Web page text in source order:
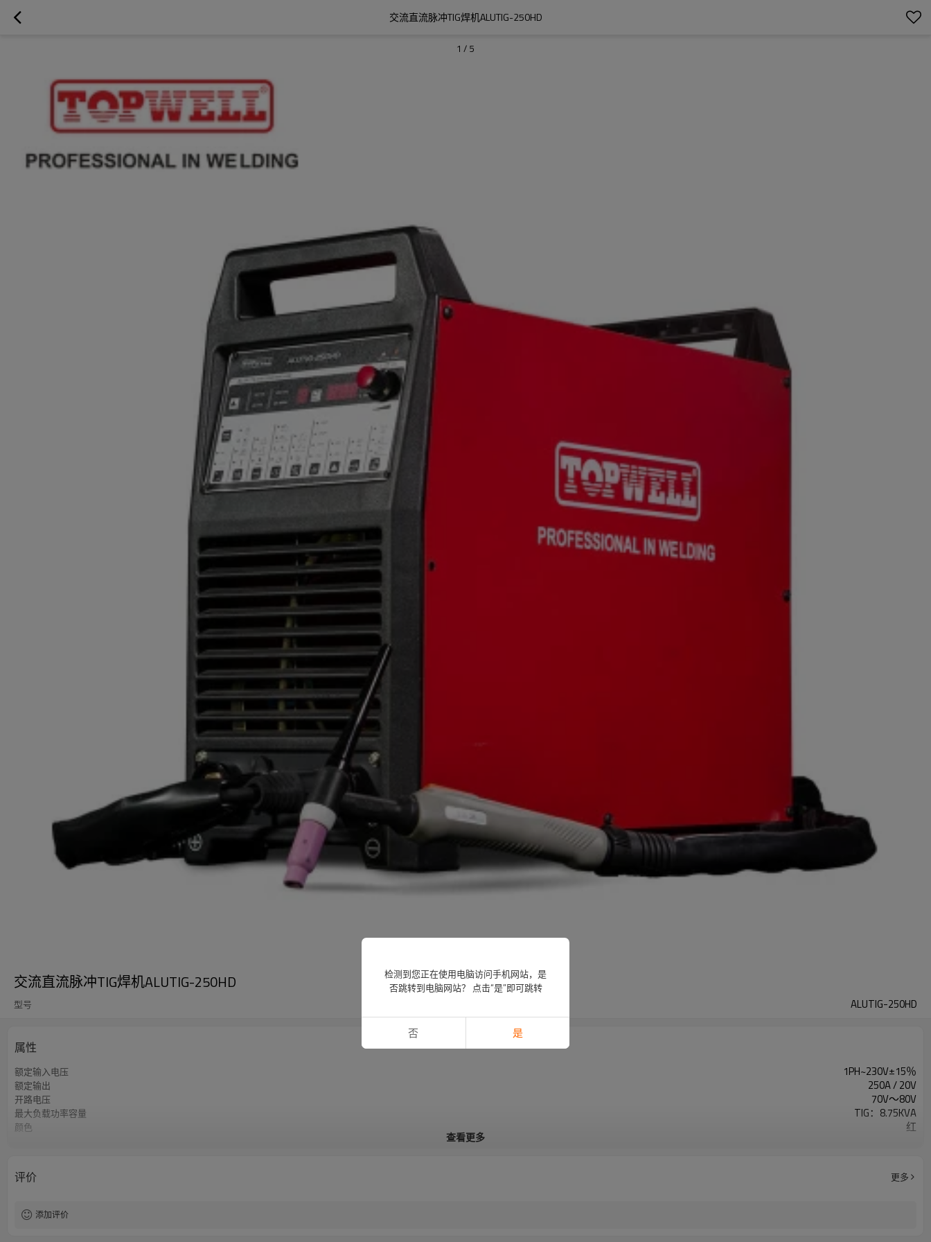
交流直流脉冲TIG焊机ALUTIG-250HD
1 / 5
交流直流脉冲TIG焊机ALUTIG-250HD
型号 ALUTIG-250HD
属性
额定输入电压 1PH~230V±15％
额定输出 250A / 20V
开路电压 70V〜80V
最大负载功率容量 TIG：8.75KVA
颜色 红
质保
外形尺寸 560x230x480mm
查看更多
评价 更多
添加评价
检测到您正在使用电脑访问手机网站，是
否跳转到电脑网站？ 点击“是”即可跳转
否 是